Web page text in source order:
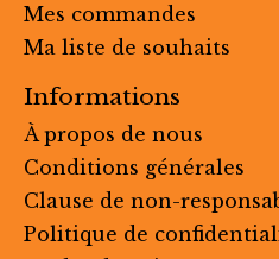
Mes commandes
Ma liste de souhaits
Informations
À propos de nous
Conditions générales
Clause de non-
Politique de